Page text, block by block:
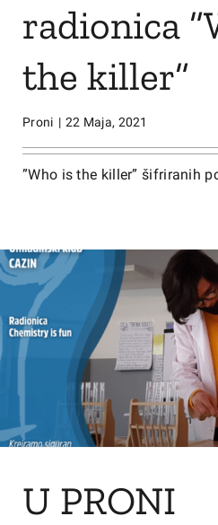
radionica
the killer”
Proni | 22 Maja, 2021
”Who is the killer” šifriranih
U PRONI